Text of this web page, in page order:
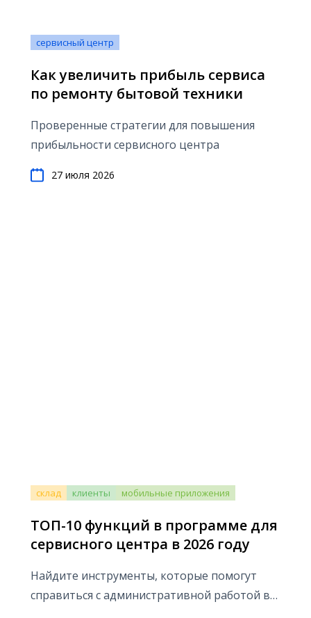
сервисный центр
Как увеличить прибыль сервиса
по ремонту бытовой техники
Проверенные стратегии для повышения
прибыльности сервисного центра
27 июля 2026
склад клиенты мобильные приложения
ТОП-10 функций в программе для
сервисного центра в 2026 году
Найдите инструменты, которые помогут
справиться с административной работой в